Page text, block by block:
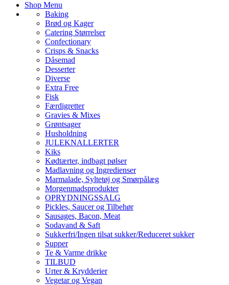
Shop Menu
Baking
Brød og Kager
Catering Størrelser
Confectionary
Crisps & Snacks
Dåsemad
Desserter
Diverse
Extra Free
Fisk
Færdigretter
Gravies & Mixes
Grøntsager
Husholdning
JULEKNALLERTER
Kiks
Kødtærter, indbagt pølser
Madlavning og Ingredienser
Marmalade, Syltetøj og Smørpålæg
Morgenmadsprodukter
OPRYDNINGSSALG
Pickles, Saucer og Tilbehør
Sausages, Bacon, Meat
Sodavand & Saft
Sukkerfri/Ingen tilsat sukker/Reduceret sukker
Supper
Te & Varme drikke
TILBUD
Urter & Krydderier
Vegetar og Vegan